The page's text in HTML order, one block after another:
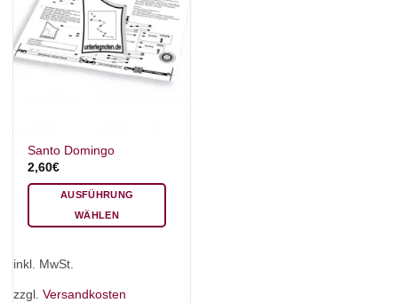
Santo Domingo
2,60€
AUSFÜHRUNG
WÄHLEN
weist
mehrere
inkl. MwSt.
zzgl. Versandkosten